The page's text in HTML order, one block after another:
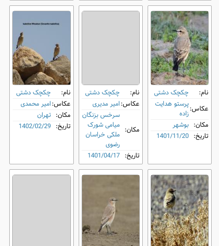
نام:
چکچک دشتی
عکاس:پرستو هدایت
زاده
مکان: بوشهر
تاریخ: 1401/11/20
نام:
چکچک دشتی
عکاس:امیر مدیری
مکان:
سرخس بزنگان
میامی شورک
ملکی خراسان
رضوی
تاریخ: 1401/04/17
نام:
چکچک دشتی
عکاس:امیر محمدی
مکان: تهران
تاریخ: 1402/02/29